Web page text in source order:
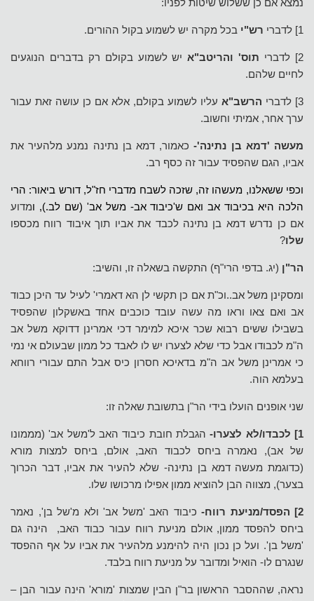
נמצא אם כן ששלוש שיטות לפניו:
1] לדברי רש"י בכל מקרה יש לשמוע בקול ההורים.
2] לדברי תוס' והריטב"איש לשמוע בקולם רק בדברים הנוגעים
לחיים שלהם.
3] לדברי הרשב"א עליו לשמוע בקולם, אלא אם כן עושה זאת עבור
ערך אחר, אמיתי וחשוב.
מעשה 'דמא בן נתינה'-כאמור, דמא בן נתינה נמנע מלהעיר את
אביו, הגם שהפסיד עבור זה כסף רב.
וכפי ששאלנו, מעשהו זה, שזכה לשבח מדברי חז"ל, דורש ביאור: הרי
הלכה היא בכיבוד אב ואם ש'כיבוד אב- משל אב' (שם לב.), ומדוע
אם כן נדרש דמא בן נתינה לכבד את אביו תוך איבוד רווח מכספו
שלו?
הר"ן (יג. בדפי הרי"ף) התקשה בשאלה זו, והשיב:
ומסקינן משל אב..וכ"ת אם כן תקשי לן הא דאמרי' לעיל עד היכן כבוד
אב ואם צאו וראו מה עשה עובד כוכבים אחד באשקלון שהפסיד
בשבילו ששים רבוא שכר איכא למימר דכי אמרינן דדוקא משל אב
ה"מ לכבודו אבל כדי שלא לצערו יש לו לאבד כל ממון שבעולם אי נמי
כי אמרינן משל אב ה"מ בדאיכא חסרון כיס אבל התם עבורי רווחא
בעלמא הוה.
שני אופנים הועלו בידי הר"ן בתשובת שאלה זו:
1] לכבדו/לא לצערו-
הגבלת חובת כיבוד האב ל'משל אב' (מממונו
של אב), נאמרה ביחס לכבוד האב, אולם, ביחס למצות מורא
(כדוגמת מעשה דמא בן נתינה- שלא להעיר את אביו, דבר הכרוך
בצער), מצווה הבן להוציא ממון אפילו מרכושו שלו.
2] הפסד/מניעת רווח-
כיבוד האב 'משל אב' ולא מ'של בן', נאמר
ביחס להפסד ממון, אולם מניעת רווח עבור כבוד האב, הינה גם
'משל בן'. ועל כן נכון היה להימנע מלהעיר את אביו על אף ההפסד
שנגרם לו- הואיל ומדובר על מניעת רווח בלבד.
נראה, שההסבר הראשון בר"ן הבין שמצות 'מורא' הינה עבור הבן –